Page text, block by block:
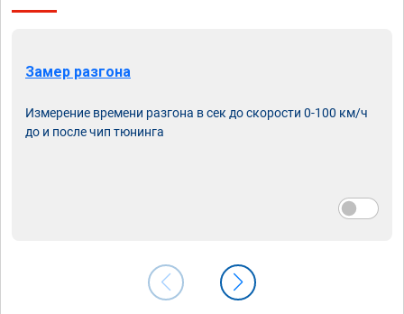
Замер разгона
Измерение времени разгона в сек до скорости 0-100 км/ч
до и после чип тюнинга